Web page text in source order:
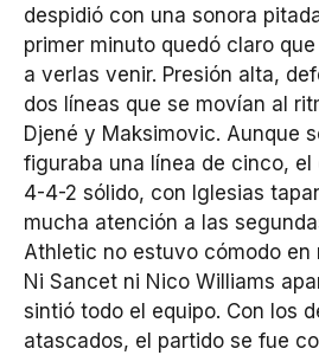
despidió con una sonora
primer minuto quedó claro
a verlas venir. Presión alta,
dos líneas que se movían al
Djené y Maksimovic. Aunque
figuraba una línea de cinco, el
4-4-2 sólido, con Iglesias
mucha atención a las
Athletic no estuvo cómodo en
Ni Sancet ni Nico Williams
sintió todo el equipo. Con los
atascados, el partido se fue